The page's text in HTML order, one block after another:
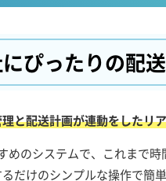
ぴったりの配
と配送計画が連動をしたリ
のシステムで、これまで時
だけのシンプルな操作で簡単